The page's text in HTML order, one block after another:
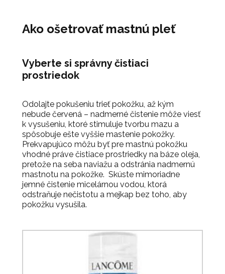
Ako ošetrovať mastnú pleť
Vyberte si správny čistiaci
prostriedok
Odolajte pokušeniu trieť pokožku, až kým
nebude červená – nadmerné čistenie môže viesť
k vysušeniu, ktoré stimuluje tvorbu mazu a
spôsobuje ešte vyššie mastenie pokožky.
Prekvapujúco môžu byť pre mastnú pokožku
vhodné práve čistiace prostriedky na báze oleja,
pretože na seba naviažu a odstránia nadmernú
mastnotu na pokožke. Skúste mimoriadne
jemné čistenie micelárnou vodou, ktorá
odstraňuje nečistotu a mejkap bez toho, aby
pokožku vysušila.